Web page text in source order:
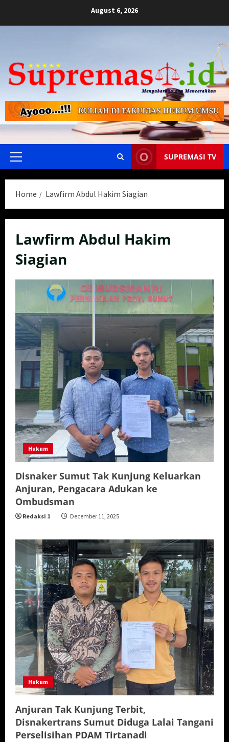
August 6, 2026
Primary
SUPREMASI TV
Home Lawfirm Abdul Hakim Siagian
Lawfirm Abdul Hakim
Siagian
Hukum
Disnaker Sumut Tak Kunjung Keluarkan
Anjuran, Pengacara Adukan ke
Ombudsman
Redaksi 1 December 11, 2025
Hukum
Anjuran Tak Kunjung Terbit,
Disnakertrans Sumut Diduga Lalai Tangani
Perselisihan PDAM Tirtanadi